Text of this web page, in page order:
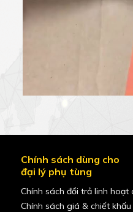
Chính sách dùng cho
đại lý phụ tùng
Chính sách đổi trả linh hoạt
Chính sách giá & chiết khấu